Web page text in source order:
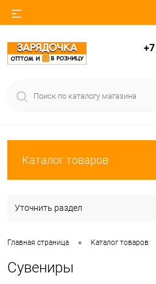
Каталог товаров
Уточнить раздел
Главная страница • Каталог товаров
Сувениры